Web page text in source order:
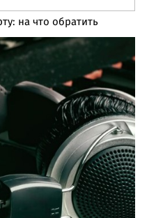
на что обратить